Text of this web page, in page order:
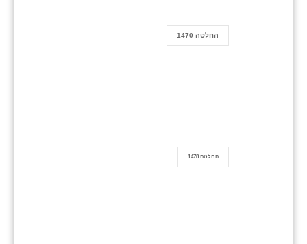
החלטה 1470
החלטה 1478